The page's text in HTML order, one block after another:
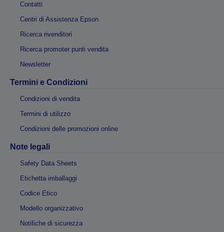
Contatti
Centri di Assistenza Epson
Ricerca rivenditori
Ricerca promoter punti vendita
Newsletter
Termini e Condizioni
Condizioni di vendita
Termini di utilizzo
Condizioni delle promozioni online
Note legali
Safety Data Sheets
Etichetta imballaggi
Codice Etico
Modello organizzativo
Notifiche di sicurezza